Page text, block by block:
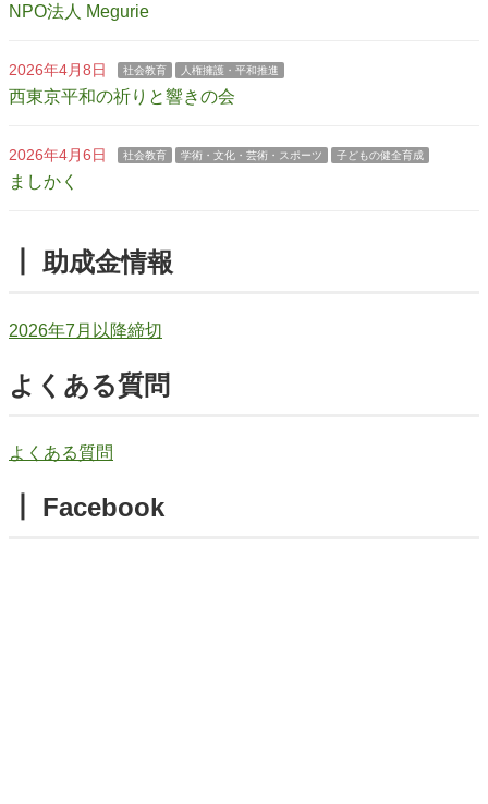
NPO法人 Megurie
2026年4月8日 社会教育 人権擁護・平和推進
西東京平和の祈りと響きの会
2026年4月6日 社会教育 学術・文化・芸術・スポーツ 子どもの健全育成
ましかく
┃ 助成金情報
2026年7月以降締切
よくある質問
よくある質問
┃ Facebook